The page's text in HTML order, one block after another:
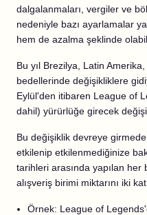
dalgalanmaları, vergiler ve
nedeniyle bazı ayarlamalar
hem de azalma şeklinde
Bu yıl Brezilya, Latin
bedellerinde değişikliklere
Eylül'den itibaren League of
dahil) yürürlüğe girecek
Bu değişiklik devreye
etkilenip etkilenmediğinize
tarihleri arasında yapılan her
alışveriş birimi miktarını iki
Örnek: League of